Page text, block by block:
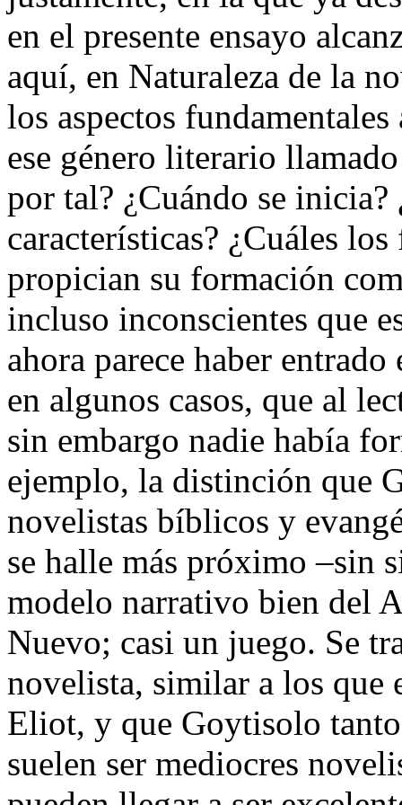
en el presente ensayo
aquí, en Naturaleza de la
los aspectos
ese género literario
por tal? ¿Cuándo se inicia?
características? ¿Cuáles
propician su formación
incluso inconscientes que
ahora parece haber
en algunos casos, que al
sin embargo nadie había
ejemplo, la distinción que
novelistas bíblicos y
se halle más próximo –sin
modelo narrativo bien del
Nuevo; casi un juego. Se
novelista, similar a los que
Eliot, y que Goytisolo
suelen ser mediocres